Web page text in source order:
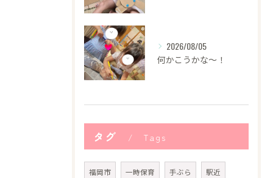
2026/08/05
何かこうかな〜！
タグ Tags
福岡市 一時保育 手ぶら 駅近